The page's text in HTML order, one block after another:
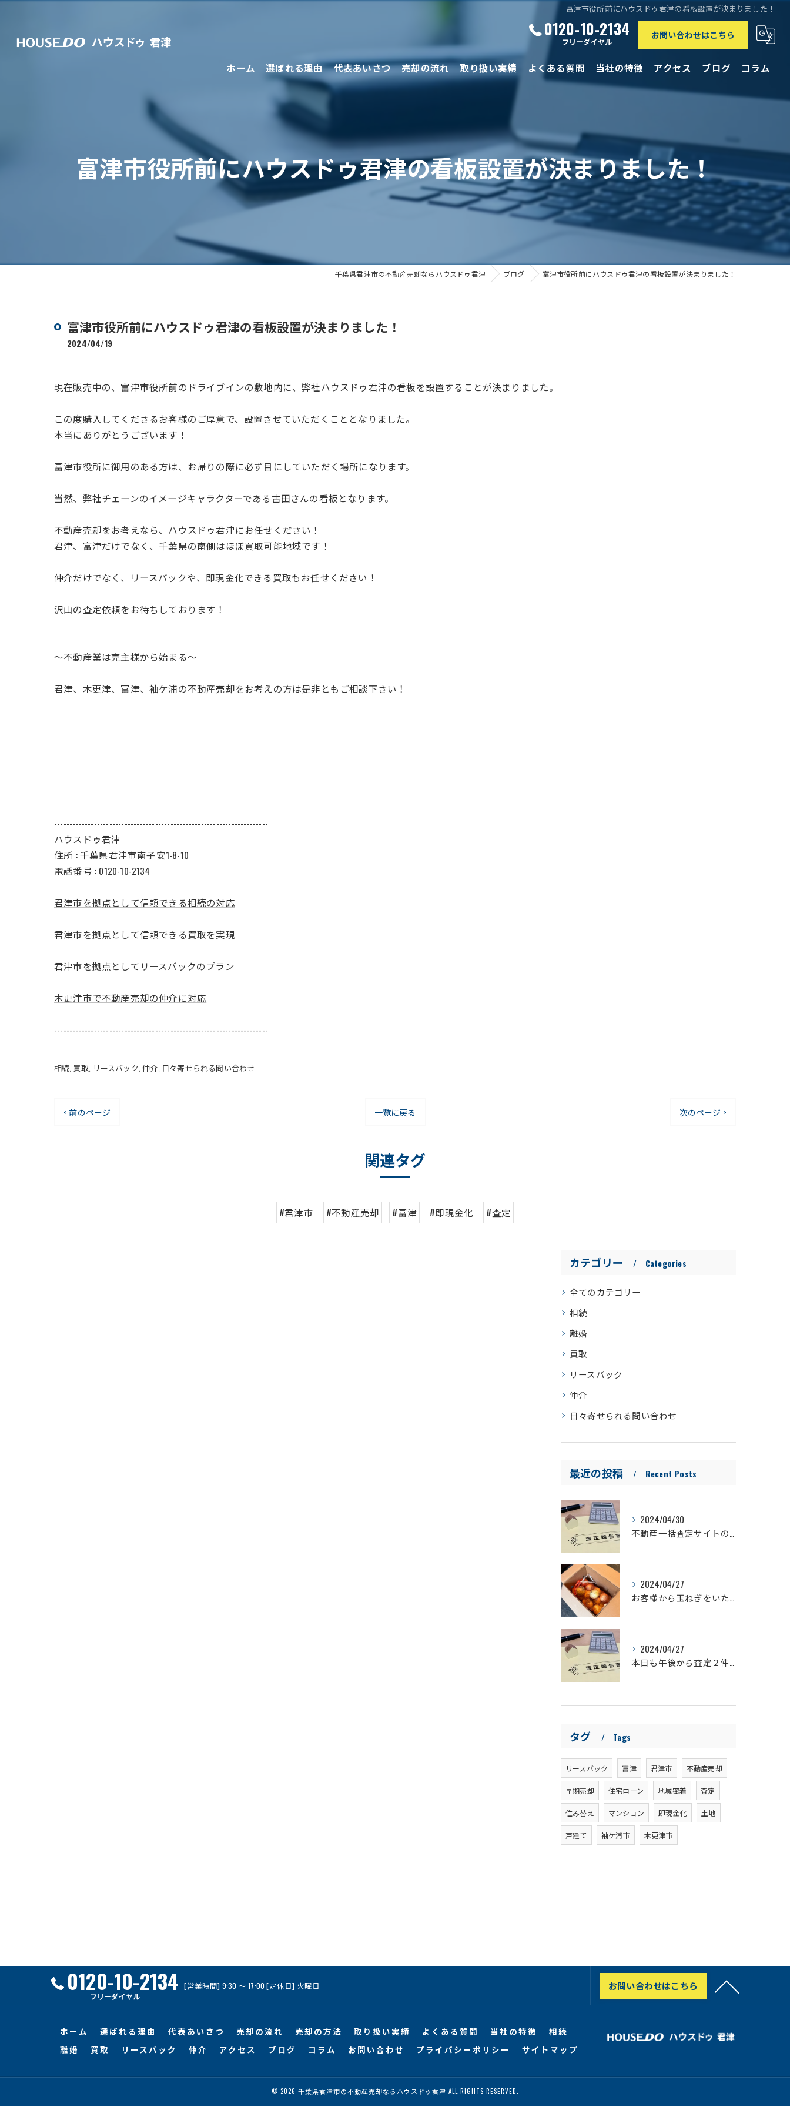
富津市役所前にハウスドゥ君津の看板設置が決まりました！
0120-10-2134
フリーダイヤル
お問い合わせはこちら
ホーム 選ばれる理由 代表あいさつ 売却の流れ 取り扱い実績 よくある質問 当社の特徴
離婚
買取
リースバック
アクセス ブログ コラム
富津市役所前にハウスドゥ君津の看板設置が決まりました！
千葉県君津市の不動産売却ならハウスドゥ君津 ブログ 富津市役所前にハウスドゥ君津の看板設置が決まりました！
富津市役所前にハウスドゥ君津の看板設置が決まりました！
2024/04/19
現在販売中の、富津市役所前のドライブインの敷地内に、弊社ハウスドゥ君津の看板を設置することが決まりました。
この度購入してくださるお客様のご厚意で、設置させていただくこととなりました。
本当にありがとうございます！
富津市役所に御用のある方は、お帰りの際に必ず目にしていただく場所になります。
当然、弊社チェーンのイメージキャラクターである古田さんの看板となります。
不動産売却をお考えなら、ハウスドゥ君津にお任せください！
君津、富津だけでなく、千葉県の南側はほぼ買取可能地域です！
仲介だけでなく、リースバックや、即現金化できる買取もお任せください！
沢山の査定依頼をお待ちしております！
～不動産業は売主様から始まる～
君津、木更津、富津、袖ケ浦の不動産売却をお考えの方は是非ともご相談下さい！
----------------------------------------------------------------------
ハウスドゥ君津
住所 : 千葉県君津市南子安1-8-10
電話番号 : 0120-10-2134
君津市を拠点として信頼できる相続の対応
君津市を拠点として信頼できる買取を実現
君津市を拠点としてリースバックのプラン
木更津市で不動産売却の仲介に対応
----------------------------------------------------------------------
相続 買取 リースバック 仲介 日々寄せられる問い合わせ
< 前のページ 一覧に戻る 次のページ >
関連タグ
#君津市 #不動産売却 #富津 #即現金化 #査定
カテゴリー Categories
全てのカテゴリー
相続
離婚
買取
リースバック
仲介
日々寄せられる問い合わせ
最近の投稿 Recent Posts
2024/04/30
不動産一括査定サイトの闇③
2024/04/27
お客様から玉ねぎをいただきました！
2024/04/27
本日も午後から査定２件行ってきます！
タグ Tags
リースバック 富津 君津市 不動産売却
早期売却 住宅ローン 地域密着 査定
住み替え マンション 即現金化 土地
戸建て 袖ケ浦市 木更津市
0120-10-2134
フリーダイヤル
[営業時間] 9:30 ～ 17:00 [定休日] 火曜日 お問い合わせはこちら
ホーム 選ばれる理由 代表あいさつ 売却の流れ 売却の方法 取り扱い実績 よくある質問 当社の特徴
相続
離婚
買取 リースバック 仲介 アクセス ブログ コラム お問い合わせ プライバシーポリシー サイトマップ
© 2026 千葉県君津市の不動産売却ならハウスドゥ君津 ALL RIGHTS RESERVED.